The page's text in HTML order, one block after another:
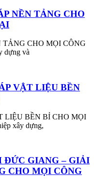
NỀN TẢNG CHO
TẢNG CHO MỌI CÔNG
dựng và
VẬT LIỆU BỀN
LIỆU BỀN BỈ CHO MỌI
xây dựng,
ĐỨC GIANG – GIẢI
CHO MỌI CÔNG